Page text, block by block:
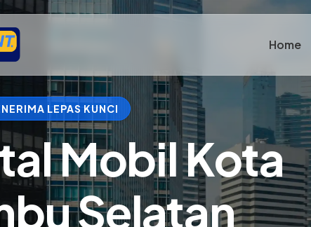
Home
LEPAS KUNCI
Mobil Kota
Selatan